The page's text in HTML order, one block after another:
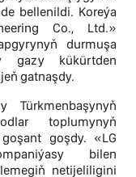
bellenildi. Koreýa
Co., Ltd.»
durmuşa
gazy kükürtden
gatnaşdy.
Türkmenbaşynyň
toplumynyň
goşdy. «LG
bilen
netijeliligini